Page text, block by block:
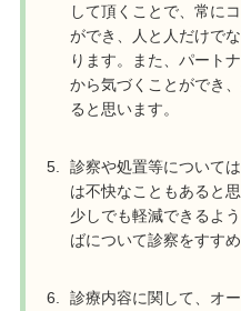
して頂くことで、常に
ができ、人と人だけで
ります。また、パート
から気づくことができ
ると思います。
診察や処置等について
は不快なこともあると
少しでも軽減できるよ
ばについて診察をすす
診療内容に関して、オ